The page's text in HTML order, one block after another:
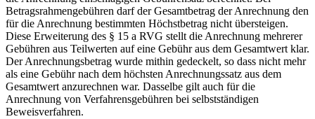
Betragsrahmengebühren darf der Gesamtbetrag der Anrechnung den
für die Anrechnung bestimmten Höchstbetrag nicht übersteigen.
Diese Erweiterung des § 15 a RVG stellt die Anrechnung mehrerer
Gebühren aus Teilwerten auf eine Gebühr aus dem Gesamtwert klar.
Der Anrechnungsbetrag wurde mithin gedeckelt, so dass nicht mehr
als eine Gebühr nach dem höchsten Anrechnungssatz aus dem
Gesamtwert anzurechnen war. Dasselbe gilt auch für die
Anrechnung von Verfahrensgebühren bei selbstständigen
Beweisverfahren.